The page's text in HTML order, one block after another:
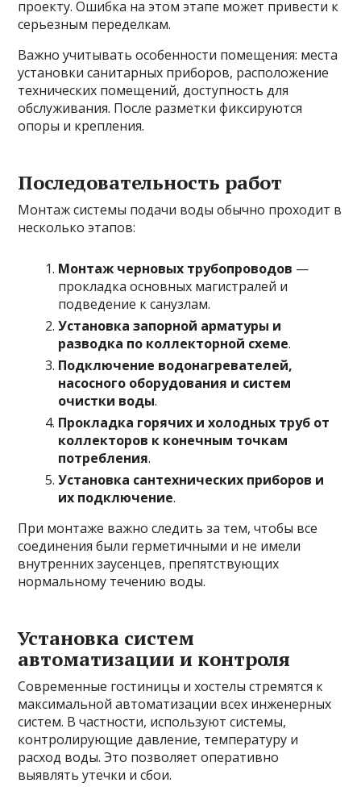
проекту. Ошибка на этом этапе может привести к
серьезным переделкам.
Важно учитывать особенности помещения: места
установки санитарных приборов, расположение
технических помещений, доступность для
обслуживания. После разметки фиксируются
опоры и крепления.
Последовательность работ
Монтаж системы подачи воды обычно проходит в
несколько этапов:
Монтаж черновых трубопроводов —
прокладка основных магистралей и
подведение к санузлам.
Установка запорной арматуры и
разводка по коллекторной схеме.
Подключение водонагревателей,
насосного оборудования и систем
очистки воды.
Прокладка горячих и холодных труб от
коллекторов к конечным точкам
потребления.
Установка сантехнических приборов и
их подключение.
При монтаже важно следить за тем, чтобы все
соединения были герметичными и не имели
внутренних заусенцев, препятствующих
нормальному течению воды.
Установка систем
автоматизации и контроля
Современные гостиницы и хостелы стремятся к
максимальной автоматизации всех инженерных
систем. В частности, используют системы,
контролирующие давление, температуру и
расход воды. Это позволяет оперативно
выявлять утечки и сбои.